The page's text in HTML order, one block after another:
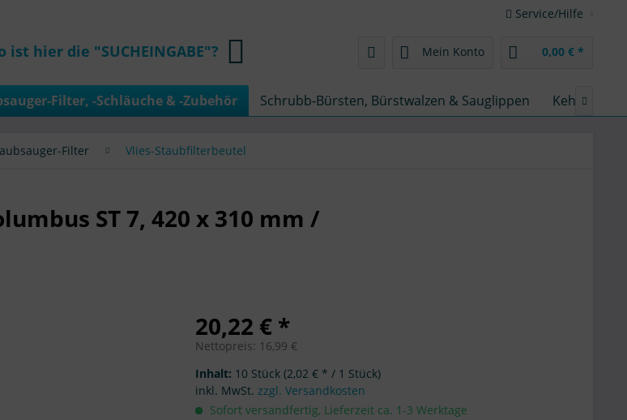
Service/Hilfe
ist hier die "SUCHEINGABE"? Mein Konto 0,00 € *
Filter, -Schläuche & -Zubehör Schrubb-Bürsten, Bürstwalzen & Sauglippen 
Filter Vlies-Staubfilterbeutel
ST 7, 420 x 310 mm /
20,22 € *
Nettopreis: 16,99 €
Inhalt: 10 Stück (2,02 € * / 1 Stück)
inkl. MwSt.zzgl. Versandkosten
Sofort versandfertig, Lieferzeit ca. 1-3 Werktage